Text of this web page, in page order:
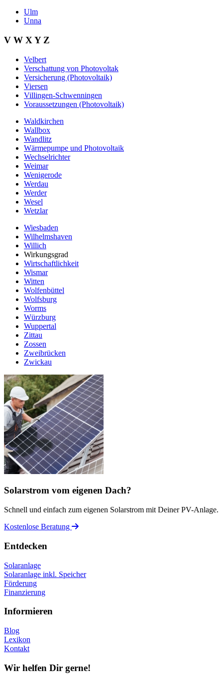
Ulm
Unna
V W X Y Z
Velbert
Verschattung von Photovoltak
Versicherung (Photovoltaik)
Viersen
Villingen-Schwenningen
Voraussetzungen (Photovoltaik)
Waldkirchen
Wallbox
Wandlitz
Wärmepumpe und Photovoltaik
Wechselrichter
Weimar
Wenigerode
Werdau
Werder
Wesel
Wetzlar
Wiesbaden
Wilhelmshaven
Willich
Wirkungsgrad
Wirtschaftlichkeit
Wismar
Witten
Wolfenbüttel
Wolfsburg
Worms
Würzburg
Wuppertal
Zittau
Zossen
Zweibrücken
Zwickau
Solarstrom vom eigenen Dach?
Schnell und einfach zum eigenen Solarstrom mit Deiner PV-Anlage.
Kostenlose Beratung
Entdecken
Solaranlage
Solaranlage inkl. Speicher
Förderung
Finanzierung
Informieren
Blog
Lexikon
Kontakt
Wir helfen Dir gerne!